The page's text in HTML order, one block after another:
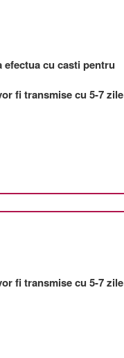
efectua cu casti pentru
fi transmise cu 5-7 zile
fi transmise cu 5-7 zile